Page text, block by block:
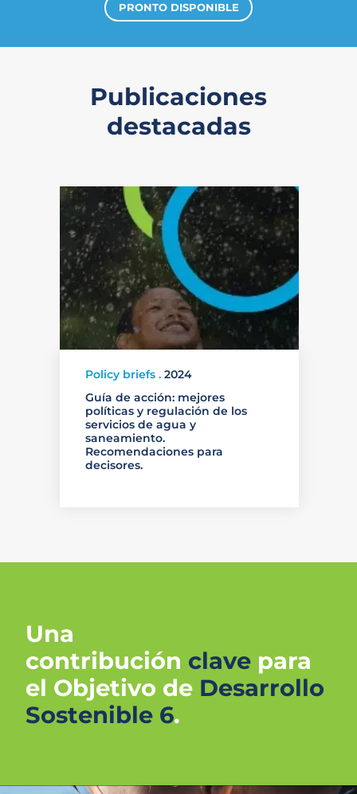
PRONTO DISPONIBLE
Publicaciones
destacadas
Policy briefs . 2024
Guía de acción: mejores
políticas y regulación de los
servicios de agua y
saneamiento.
Recomendaciones para
decisores.
Una
contribución clave para
el Objetivo de Desarrollo
Sostenible 6.